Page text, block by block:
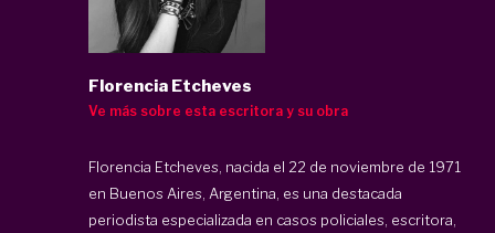
Florencia Etcheves
Ve más sobre esta escritora y su obra
Florencia Etcheves, nacida el 22 de noviembre de 1971
en Buenos Aires, Argentina, es una destacada
periodista especializada en casos policiales, escritora,